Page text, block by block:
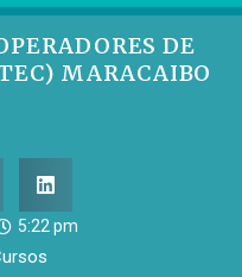
DE
MARACAIBO
5:22 pm